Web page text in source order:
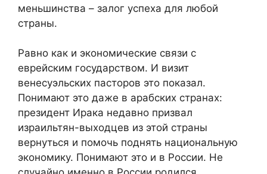
меньшинства – залог успеха для любой
страны.
Равно как и экономические связи с
еврейским государством. И визит
венесуэльских пасторов это показал.
Понимают это даже в арабских странах:
президент Ирака недавно призвал
израильтян-выходцев из этой страны
вернуться и помочь поднять национальную
экономику. Понимают это и в России. Не